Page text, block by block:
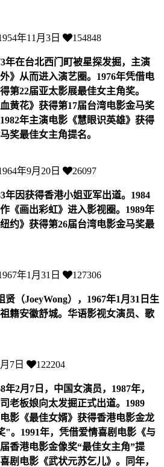
年11月3日 154848
年在台北西门町被星探发掘，主演
》从而进入演艺圈。1976年凭借电
第22届亚太影展最佳女主角奖。
黄花》获得第17届台湾电影金马奖
年主演电影《慧眼识英雄》获得
奖最佳女主角提名。
年9月20日 26097
年因获得香港小姐亚军出道。1984
《画出彩虹》进入影视圈。1989年
约》获得第26届台湾电影金马奖最
年1月31日 127306
贤（JoeyWong），1967年1月31日生
籍安徽舒城。华语影视女演员、歌
7日 122204
年2月7日，中国女演员，1987年，
老板娘向太发掘正式出道。1989
影《最佳女婿》获得香港电影金龙
"。1991年，凭借爱情喜剧电影《与
香港电影金像奖“最佳女主角”提
剧电影《武状元苏乞儿》。同年，